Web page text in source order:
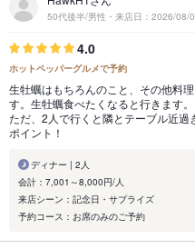
50代後半/男性・来店日：2026/08/
4.0
ホットペッパーグルメで予約
生牡蠣はもちろんのこと、その他料
す。生牡蠣食べたくなると行きます。
ただ、2人で行くと隣とテーブル近
ポイント！
ディナー | 2人
会計：7,001～8,000円/人
来店シーン：記念日・サプライズ
予約コース：お席のみのご予約